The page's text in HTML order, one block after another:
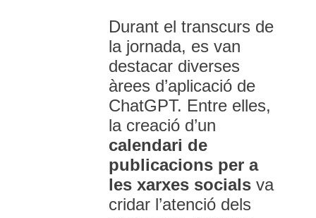
Durant el transcurs de
la jornada, es van
destacar diverses
àrees d’aplicació de
ChatGPT. Entre elles,
la creació d’un
calendari de
publicacions per a
les xarxes socials va
cridar l’atenció dels